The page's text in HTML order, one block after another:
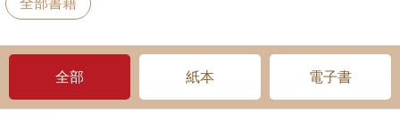
全部書籍
全部 紙本 電子書